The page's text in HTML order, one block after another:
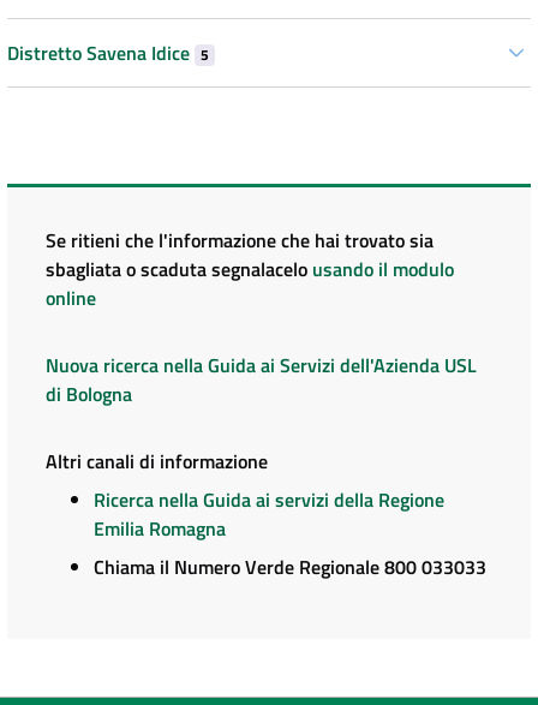
Distretto Savena Idice 5
Se ritieni che l'informazione che hai trovato sia
sbagliata o scaduta segnalacelo usando il modulo
online
Nuova ricerca nella Guida ai Servizi dell'Azienda USL
di Bologna
Altri canali di informazione
Ricerca nella Guida ai servizi della Regione
Emilia Romagna
Chiama il Numero Verde Regionale 800 033033